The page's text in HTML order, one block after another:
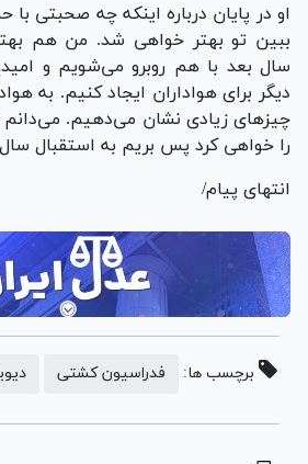
او در پایان درباره اینکه چه صحبتی
ببین تو بهتر خواهی شد. من هم
سال بعد با هم روبرو می‌شویم و
دیگر برای هواداران ایجاد کنیم. به
چیزهای زیادی نشان می‌دهیم.
را خواهی کرد پس بریم به استقبال
انتهای پیام/
برچسب ها: فدراسیون کشتی